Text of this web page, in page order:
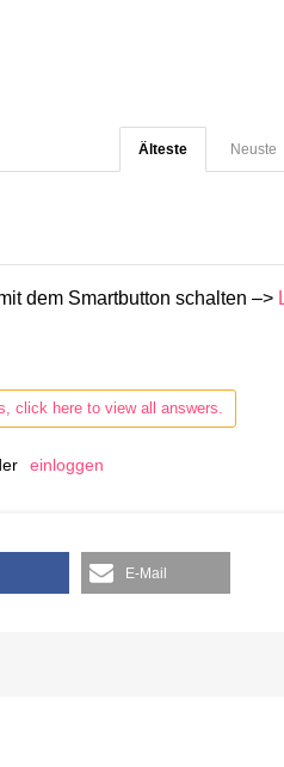
Neuste
Älteste
dem Smartbutton schalten –>
click here to view all answers.
einloggen
E-Mail